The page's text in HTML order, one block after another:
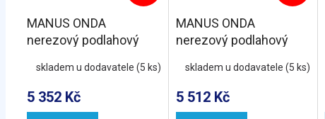
MANUS ONDA
nerezový podlahový
DN50
skladem u dodavatele (5 ks)
5 352 Kč
MANUS ONDA
nerezový podlahový
DN50
skladem u dodavatele (5 ks)
5 512 Kč